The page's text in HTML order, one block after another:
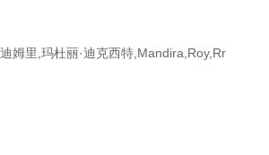
姆里,玛杜丽·迪克西特,Mandira,Roy,Rr